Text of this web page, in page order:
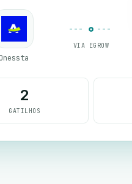
VIA EGROW
2
GATILHOS